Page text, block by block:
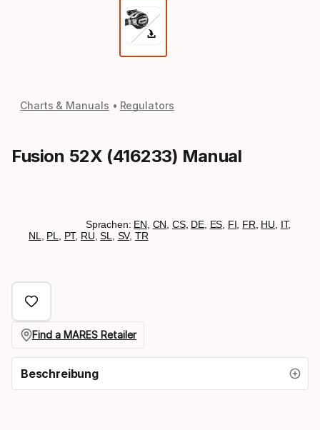
Charts & Manuals Regulators
Fusion 52X (416233) Manual
Sprachen: EN CN CS, DE, ES FI FR HU IT,
NL
PL PT, RU ,SL SV, TR
Find a MARES Retailer
Beschreibung